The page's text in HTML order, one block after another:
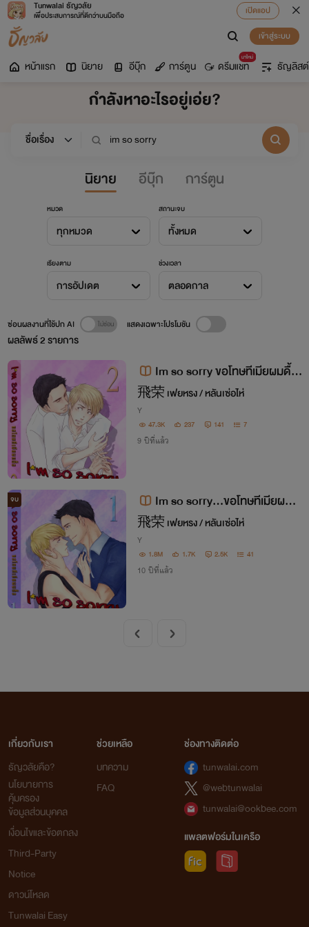
Tunwalai ธัญวลัย
เพื่อประสบการณ์ที่ดีกว่าบนมือถือ
เปิดแอป
เข้าสู่ระบบ
หน้าแรก นิยาย อีบุ๊ก การ์ตูน
มาใหม่
ดรีมแชท ธัญลิสต์
กำลังหาอะไรอยู่เอ่ย?
นิยาย อีบุ๊ก การ์ตูน
หมวด
ทุกหมวด
สถานะจบ
ทั้งหมด
เรียงตาม
การอัปเดต
ช่วงเวลา
ตลอดกาล
ผลลัพธ์2รายการ
ซ่อนผลงานที่ใช้ปก AI แสดงเฉพาะโปรโมชัน
Im so sorry ขอโทษทีเมียผมดื้อ!
[ภาค 2]飛荣 เฟยหรง / หลันเซ่อไห่
Y
47.3K 237 141 7
9 ปีที่แล้ว
จบ
Im so sorry...ขอโทษทีเมียผมดื้
อ! [จบแล้ว] แก้คำผิดแล้ว
飛荣 เฟยหรง / หลันเซ่อไห่
Y
1.8M 1.7K 2.5K 41
10 ปีที่แล้ว
เกี่ยวกับเรา
ธัญวลัยคือ?
นโยบายการ
คุ้มครอง
ข้อมูลส่วนบุคคล
เงื่อนไขและข้อตกลง
Third-Party
Notice
ดาวน์โหลด
Tunwalai Easy
ช่วยเหลือ
บทความ
FAQ
ช่องทางติดต่อ
tunwalai.com
@webtunwalai
tunwalai@ookbee.com
แพลตฟอร์มในเครือ